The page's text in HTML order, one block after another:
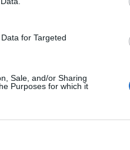
for Targeted
Sale, and/or Sharing
Purposes for which it